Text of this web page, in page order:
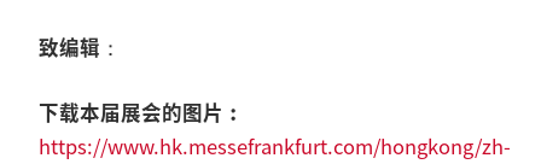
致编辑 ：
下载本届展会的图片︰
https://www.hk.messefrankfurt.com/hongkong/zh-